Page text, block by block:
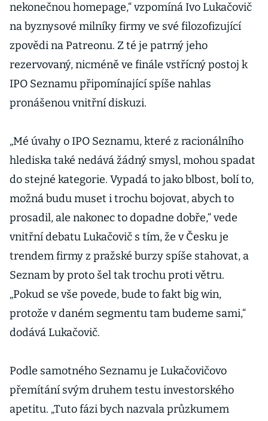
nekonečnou homepage,“ vzpomíná Ivo Lukačovič
na byznysové milníky firmy ve své filozofizující
zpovědi na Patreonu. Z té je patrný jeho
rezervovaný, nicméně ve finále vstřícný postoj k
IPO Seznamu připomínající spíše nahlas
pronášenou vnitřní diskuzi.
„Mé úvahy o IPO Seznamu, které z racionálního
hlediska také nedává žádný smysl, mohou spadat
do stejné kategorie. Vypadá to jako blbost, bolí to,
možná budu muset i trochu bojovat, abych to
prosadil, ale nakonec to dopadne dobře,“ vede
vnitřní debatu Lukačovič s tím, že v Česku je
trendem firmy z pražské burzy spíše stahovat, a
Seznam by proto šel tak trochu proti větru.
„Pokud se vše povede, bude to fakt big win,
protože v daném segmentu tam budeme sami,“
dodává Lukačovič.
Podle samotného Seznamu je Lukačovičovo
přemítání svým druhem testu investorského
apetitu. „Tuto fázi bych nazvala průzkumem